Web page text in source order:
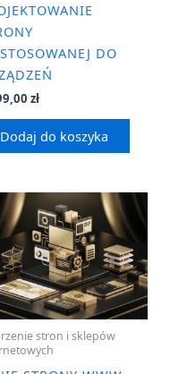
DO
zł
Dodaj do koszyka
stron i sklepów